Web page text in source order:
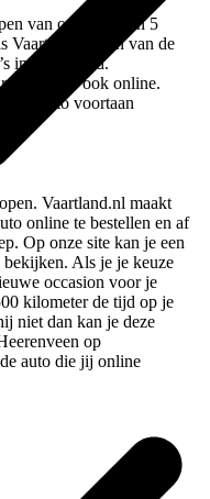
van occasions en 5
Vaartland.nl één van de
in Nederland.
occasions ook online.
auto voortaan
Vaartland.nl maakt
online te bestellen en af
Op onze site kan je een
bekijken. Als je je keuze
occasion voor je
kilometer de tijd op je
niet dan kan je deze
op
auto die jij online